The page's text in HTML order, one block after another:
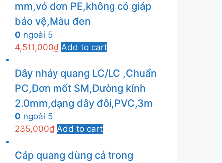
mm,vỏ dơn PE,không có giáp
bảo vệ,Màu đen
0 ngoài 5
4,511,000₫ Add to cart
Dây nhảy quang LC/LC ,Chuẩn
PC,Đơn mốt SM,Đường kính
2.0mm,dạng dây đôi,PVC,3m
0 ngoài 5
235,000₫ Add to cart
Cáp quang dùng cả trong